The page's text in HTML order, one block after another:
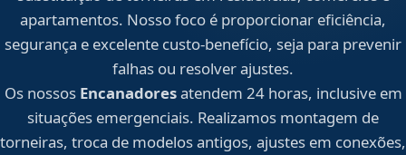
apartamentos. Nosso foco é proporcionar eficiência,
segurança e excelente custo-benefício, seja para prevenir
falhas ou resolver ajustes.
Os nossos Encanadoresatendem 24 horas, inclusive em
situações emergenciais. Realizamos montagem de
torneiras, troca de modelos antigos, ajustes em conexões,